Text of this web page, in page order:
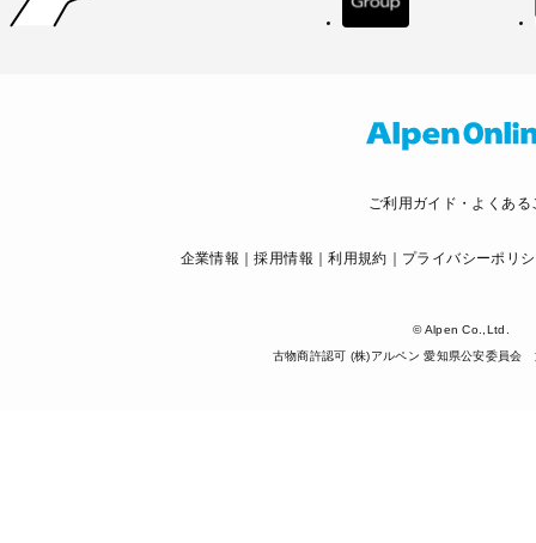
ご利用ガイド・よくある
企業情報 採用情報 利用規約 プライバシーポリ
© Alpen Co.,Ltd.
古物商許認可 (株)アルペン 愛知県公安委員